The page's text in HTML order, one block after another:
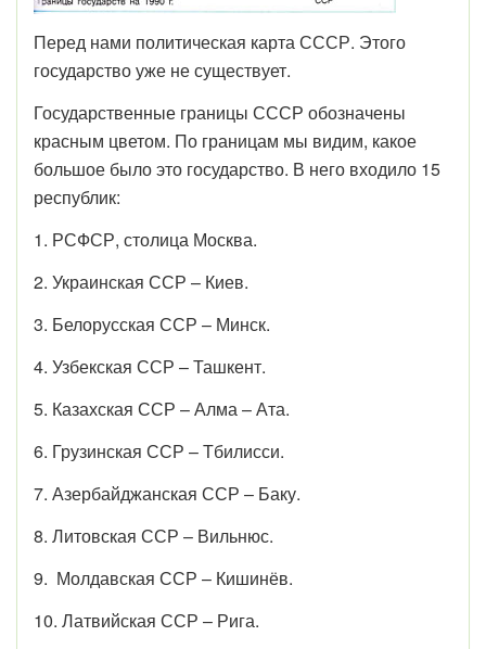
Перед нами политическая карта СССР. Этого
государство уже не существует.
Государственные границы СССР обозначены
красным цветом. По границам мы видим, какое
большое было это государство. В него входило 15
республик:
1. РСФСР, столица Москва.
2. Украинская ССР – Киев.
3. Белорусская ССР – Минск.
4. Узбекская ССР – Ташкент.
5. Казахская ССР – Алма – Ата.
6. Грузинская ССР – Тбилисси.
7. Азербайджанская ССР – Баку.
8. Литовская ССР – Вильнюс.
9. Молдавская ССР – Кишинёв.
10. Латвийская ССР – Рига.